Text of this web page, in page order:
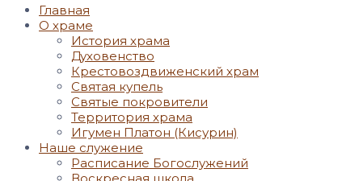
Главная
О храме
История храма
Духовенство
Крестовоздвиженский храм
Святая купель
Святые покровители
Территория храма
Игумен Платон (Кисурин)
Наше служение
Расписание Богослужений
Воскресная школа